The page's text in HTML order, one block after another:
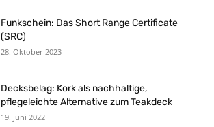
Funkschein: Das Short Range Certificate
(SRC)
28. Oktober 2023
Decksbelag: Kork als nachhaltige,
pflegeleichte Alternative zum Teakdeck
19. Juni 2022